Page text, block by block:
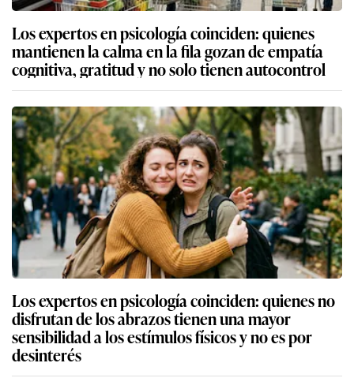
Los expertos en psicología coinciden: quienes
mantienen la calma en la fila gozan de empatía
cognitiva, gratitud y no solo tienen autocontrol
Los expertos en psicología coinciden: quienes no
disfrutan de los abrazos tienen una mayor
sensibilidad a los estímulos físicos y no es por
desinterés